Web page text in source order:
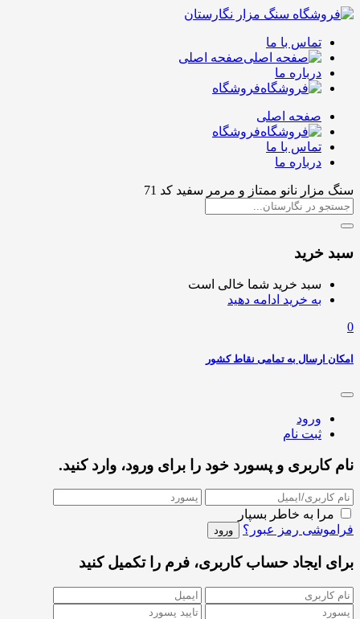
تماس با ما
صفحه اصلی
درباره ما
فروشگاه
صفحه اصلی
فروشگاه
تماس با ما
درباره ما
سنگ مزار نانو ممتاز و مرمر سفید کد 71
سبد خرید
سبد خرید شما خالی است
به خرید ادامه دهید
0
امکان ارسال به تمامی نقاط کشور
ورود
ثبت نام
نام کاربری و پسورد خود را برای ورود، وارد کنید.
مرا به خاطر بسپار
فراموشی رمز عبور؟
برای ایجاد حساب کاربری، فرم را تکمیل کنید